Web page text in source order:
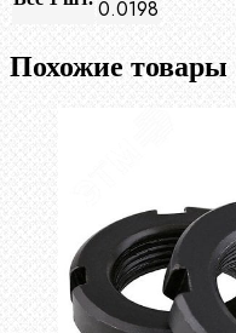
0.0198
Похожие товары